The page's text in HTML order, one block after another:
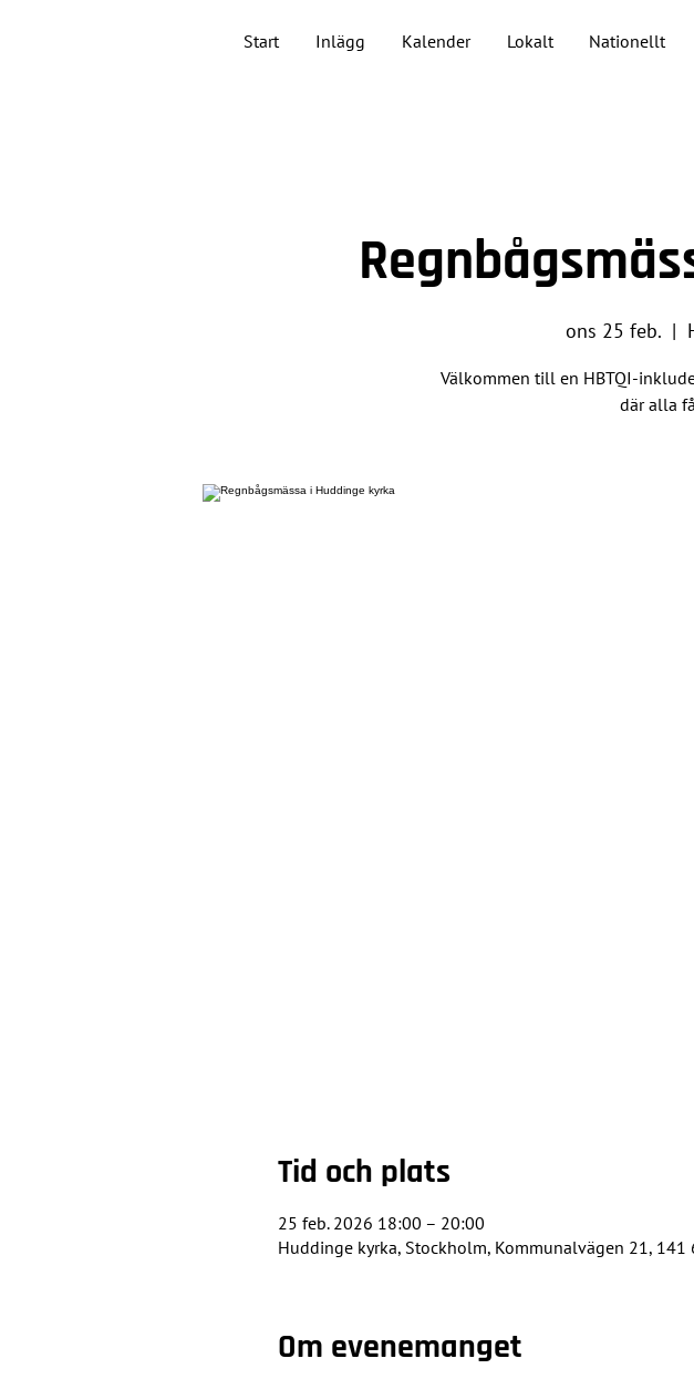
Start Inlägg Kalender Lokalt Nationellt
ons 25 feb.
  |
Välkommen till en HBTQI-
där alla
Tid och plats
25 feb. 2026 18:00 – 20:00
Huddinge kyrka, Stockholm, Kommunalvägen 21, 141
Om evenemanget